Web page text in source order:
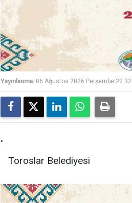
Yayınlanma: 06 Ağustos 2026 Perşembe 22:32
.
Toroslar Belediyesi